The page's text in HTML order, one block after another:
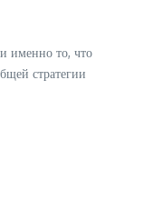
именно то, что
стратегии